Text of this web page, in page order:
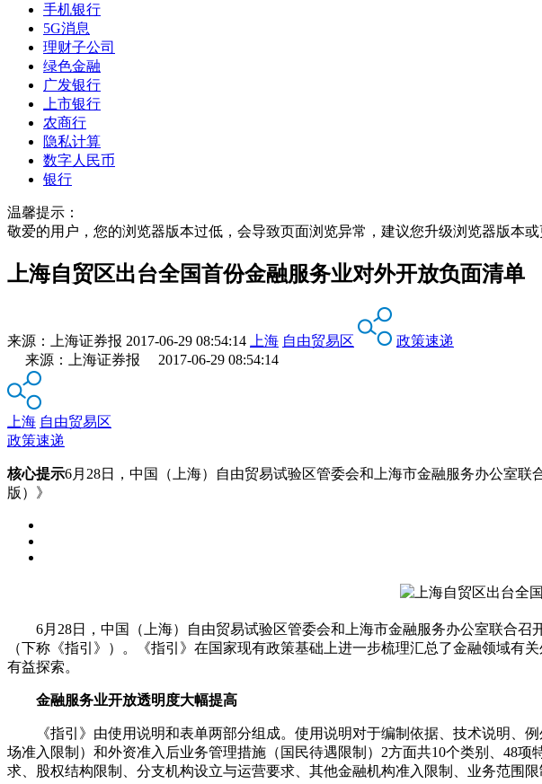
手机银行
5G消息
理财子公司
绿色金融
广发银行
上市银行
农商行
隐私计算
数字人民币
银行
温馨提示：
敬爱的用户，您的浏览器版本过低，会导致页面浏览异常，建议您升级浏览器版本或
上海自贸区出台全国首份金融服务业对外开放负面清单
来源： 上海证券报 2017-06-29 08:54:14 上海 自由贸易区
政策速递
来源：上海证券报 2017-06-29 08:54:14
上海 自由贸易区
政策速递
核心提示6月28日，中国（上海）自由贸易试验区管委会和上海市金融服务办公室
版）》
6月28日，中国（上海）自由贸易试验区管委会和上海市金融服务办公室联合召
（下称《指引》）。《指引》在国家现有政策基础上进一步梳理汇总了金融领域
有益探索。
金融服务业开放透明度大幅提高
《指引》由使用说明和表单两部分组成。使用说明对于编制依据、技术说明、
场准入限制）和外资准入后业务管理措施（国民待遇限制）2方面共10个类别、48
求、股权结构限制、分支机构设立与运营要求、其他金融机构准入限制、业务范围